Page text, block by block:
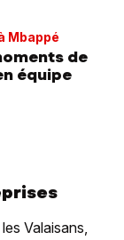
Mbappé
de
équipe
Valaisans,